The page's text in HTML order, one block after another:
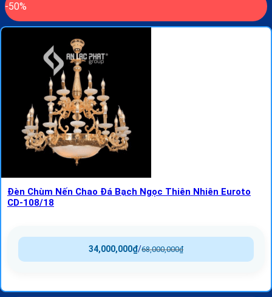
-50%
Đèn Chùm Nến Chao Đá Bạch Ngọc Thiên Nhiên Euroto
CD-108/18
68,000,000₫
/
34,000,000₫